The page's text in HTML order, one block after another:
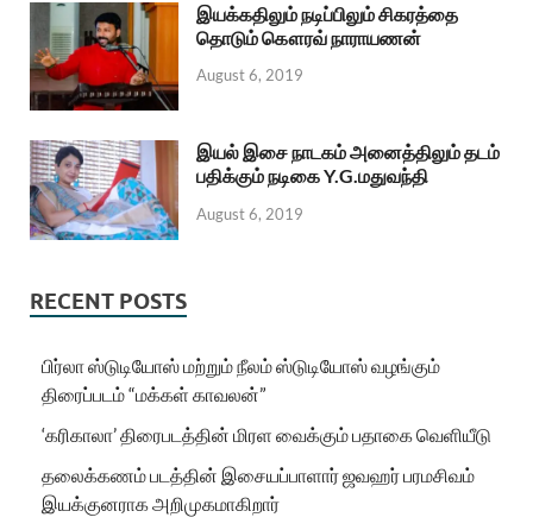
இயக்கதிலும் நடிப்பிலும் சிகரத்தை
தொடும் கௌரவ் நாராயணன்
August 6, 2019
இயல் இசை நாடகம் அனைத்திலும் தடம்
பதிக்கும் நடிகை Y.G.மதுவந்தி
August 6, 2019
RECENT POSTS
பிர்லா ஸ்டுடியோஸ் மற்றும் நீலம் ஸ்டுடியோஸ் வழங்கும்
திரைப்படம் “மக்கள் காவலன்”
‘கரிகாலா’ திரைபடத்தின் மிரள வைக்கும் பதாகை வெளியீடு
தலைக்கணம் படத்தின் இசையப்பாளார் ஜவஹர் பரமசிவம்
இயக்குனராக அறிமுகமாகிறார்